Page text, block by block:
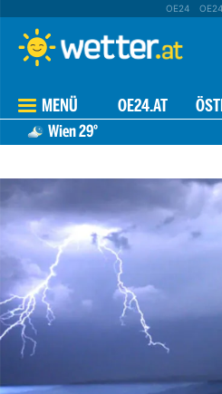
OE24
MENÜ OE24.AT
Wien29°